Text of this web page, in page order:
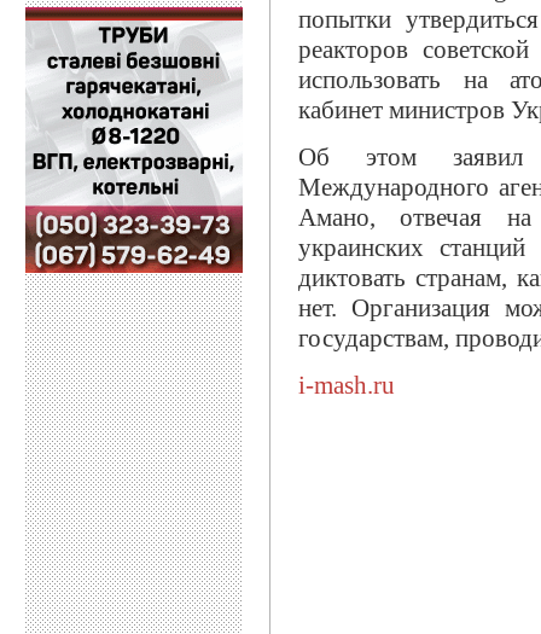
попытки
реакторов
использовать на
кабинет министров
Об этом заявил
Международного
Амано, отвечая
украинских
диктовать странам,
нет. Организация
государствам,
i-mash.ru